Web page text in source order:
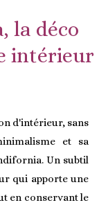
la déco
intérieur
d'intérieur, sans
et sa
Un subtil
qui apporte une
en conservant le